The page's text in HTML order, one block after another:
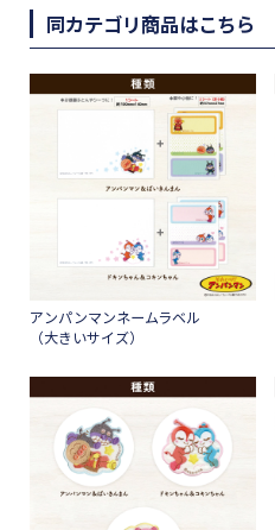
同カテゴリ商品はこちら
アンパンマンネームラベル
（大きいサイズ）